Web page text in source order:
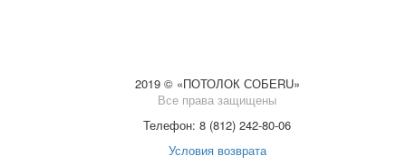
2019 © «ПОТОЛОК СОБЕRU»
Все права защищены
Телефон: 8 (812) 242-80-06
Условия возврата